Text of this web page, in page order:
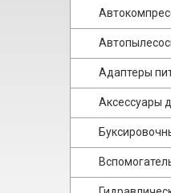
Адаптеры
Аксессуары